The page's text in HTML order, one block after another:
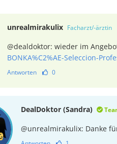
unrealmirakulix Facharzt/-ärztin
@dealdoktor: wieder im
BONKA%C2%AE-Seleccion-
Antworten 0
DealDoktor (Sandra)
@unrealmirakulix: Danke